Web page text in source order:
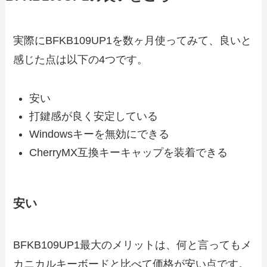
実際にBFKB109UP1を数ヶ月使ってみて、良いと
感じた点は以下の4つです。
安い
打鍵感が良く安定している
Windowsキーを無効にできる
CherryMX互換キーキャップを装着できる
安い
BFKB109UP1最大のメリットは、何と言ってもメ
カニカルキーボードと比べて価格が安い点です。